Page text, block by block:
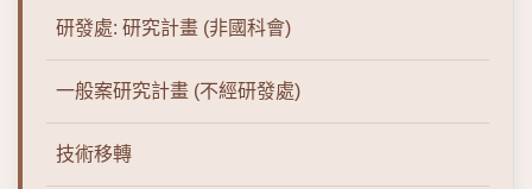
研發處: 研究計畫 (非國科會)
一般案研究計畫 (不經研發處)
技術移轉